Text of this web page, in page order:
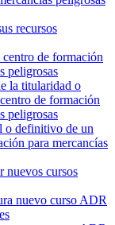
recursos
de formación
peligrosas
la titularidad o
de formación
peligrosas
o definitivo de un
para mercancías
nuevos cursos
nuevo curso ADR